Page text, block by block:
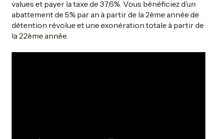
values et payer la taxe de 37,6%. Vous bénéficiez d’un
abattement de 5% par an à partir de la 2ème année de
détention révolue et une exonération totale à partir de
la 22ème année.